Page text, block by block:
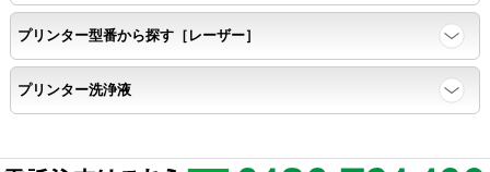
SAD値を計測
落下試験
プリンター型番から探す［レーザー］
プリンター洗浄液